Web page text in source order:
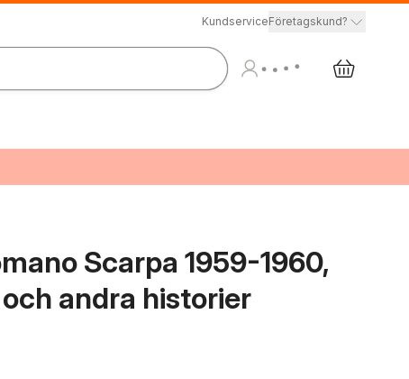
KundserviceFöretagskund?
Scarpa 1959-1960,
andra historier